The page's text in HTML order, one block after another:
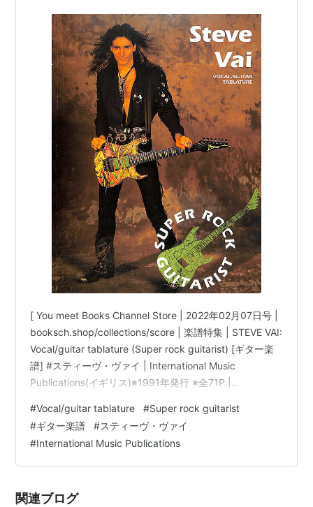
(Super rock guitarist) [ギター楽譜] #スティー
ヴ・ヴァイ | International Music
Publications(イギリス)※1991年発行 ※全71P |
#STEVEVAI 他 |
[ You meet Books Channel Store | 2022年02月07日号 |
booksch.shop/collections/score | 楽譜特集 | STEVE VAI:
Vocal/guitar tablature (Super rock guitarist) [ギター楽
譜] #スティーヴ・ヴァイ | International Music
Publications(イギリス)※1991年発行 ※全71P |
(Super rock guitarist) [ギター楽譜] …
#Vocal/guitar tablature #Super rock guitarist
#ギター楽譜 #スティーヴ・ヴァイ
#International Music Publications
関連ブログ